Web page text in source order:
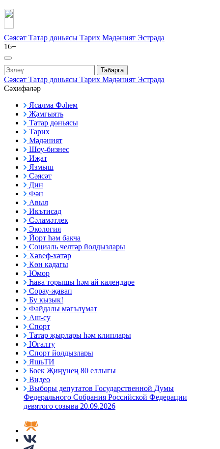
Сәясәт Татар дөньясы Тарих Мәдәният Эстрада
16+
Табарга
Сәясәт Татар дөньясы Тарих Мәдәният Эстрада
Сәхифәләр
Ясалма Фәһем
Җәмгыять
Татар дөньясы
Тарих
Мәдәният
Шоу-бизнес
Иҗат
Язмыш
Сәясәт
Дин
Фән
Авыл
Икътисад
Сәламәтлек
Экология
Йорт һәм бакча
Социаль челтәр йолдызлары
Хәвеф-хәтәр
Көн кадагы
Юмор
Һава торышы һәм ай календаре
Сорау-җавап
Бу кызык!
Файдалы мәгълүмат
Аш-су
Спорт
Татар җырлары һәм клиплары
Югалту
Спорт йолдызлары
ЯшьТИ
Бөек Җиңүнең 80 еллыгы
Видео
Выборы депутатов Государственной Думы
Федерального Собрания Российской Федерации
девятого созыва 20.09.2026